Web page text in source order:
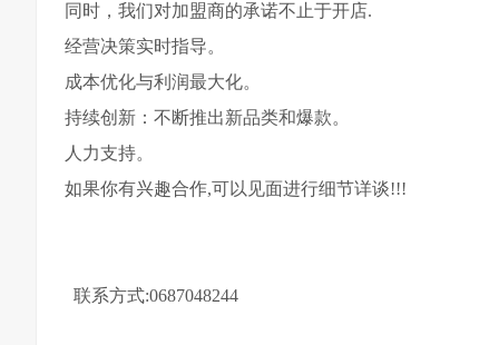
同时，我们对加盟商的承诺不止于开店.
经营决策实时指导。
成本优化与利润最大化。
持续创新：不断推出新品类和爆款。
人力支持。
如果你有兴趣合作,可以见面进行细节详谈!!!
联系方式:0687048244